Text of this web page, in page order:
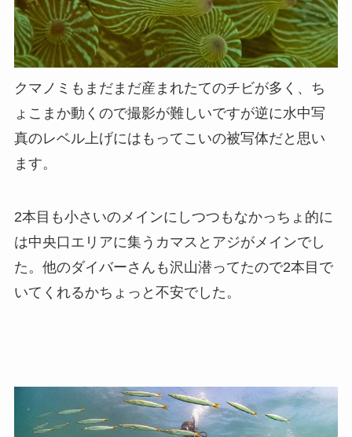
クマノミもまだまだ産まれたてのチビが多く、ち
ょこまか動くので撮影が難しいですが逆に水中写
真のレベル上げにはもってこいの被写体だと思い
ます。
2本目も小さいのメインにしつつもなかっちょ的に
は中央口エリアに集うカマスとアジがメインでし
た。他のダイバーさんも沢山潜ってたので2本目で
いてくれるかちょっと不安でした。